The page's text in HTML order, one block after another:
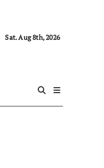
Sat. Aug 8th, 2026